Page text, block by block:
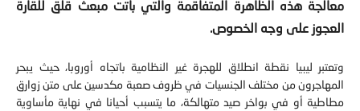
معالجة هذه الظاهرة المتفاقمة والتي باتت مبعث قلق للقارة
العجوز على وجه الخصوص.
وتعتبر ليبيا نقطة انطلاق للهجرة غير النظامية باتجاه أوروبا، حيث يبحر
المهاجرون من مختلف الجنسيات في ظروف صعبة مكدسين على متن زوارق
مطاطية أو في بواخر صيد متهالكة، ما يتسبب أحيانا في نهاية مأساوية